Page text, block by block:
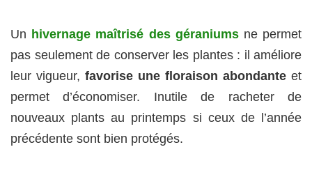
Un hivernage maîtrisé des géraniumsne permet
pas seulement de conserver les plantes : il améliore
leur vigueur, favorise une floraison abondante et
permet d’économiser. Inutile de racheter de
nouveaux plants au printemps si ceux de l’année
précédente sont bien protégés.